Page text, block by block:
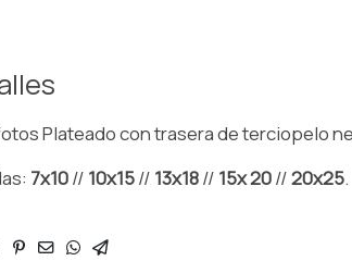
Plateado con trasera de terciopelo
7x10// 10x15// 13x18// 15x 20//20x25.